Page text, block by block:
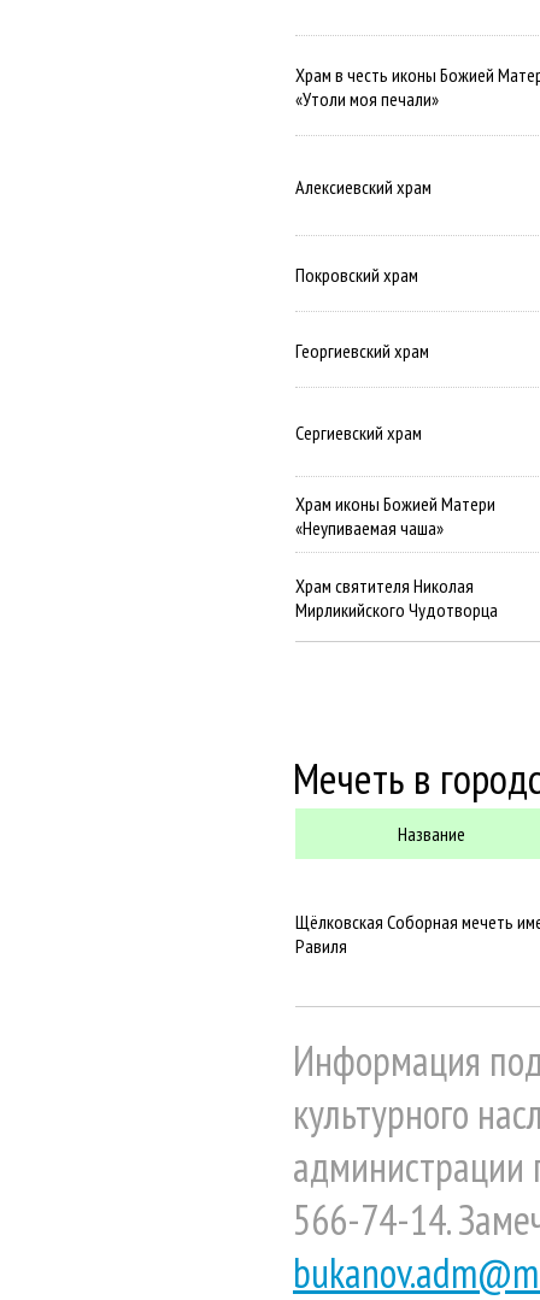
Храм в честь иконы Божией
«Утоли моя печали»
Алексиевский храм
Покровский храм
Георгиевский храм
Сергиевский храм
Храм иконы Божией Матери
«Неупиваемая чаша»
Храм святителя Николая
Мирликийского Чудотворца
Мечеть в
Название
Щёлковская Соборная мечеть
Равиля
Информация
культурного
администрации
566-74-14.